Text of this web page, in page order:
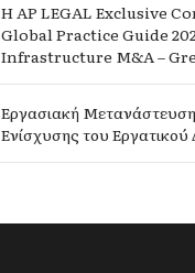
Η AP LEGAL Exclusive
Global Practice Guide
Infrastructure M&A –
Εργασιακή
Ενίσχυσης του Εργατικού